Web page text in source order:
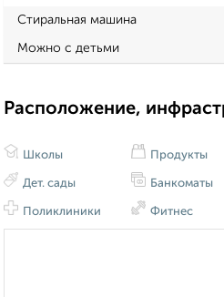
Стиральная машина
Можно с детьми
Расположение,
Школы
Дет. сады
Поликлиники
Продукты
Банкоматы
Фитнес